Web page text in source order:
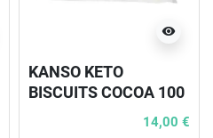
visibility
KANSO KETO
BISCUITS COCOA 100
14,00 €